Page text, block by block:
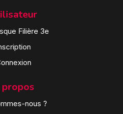
Filière 3e
nous ?